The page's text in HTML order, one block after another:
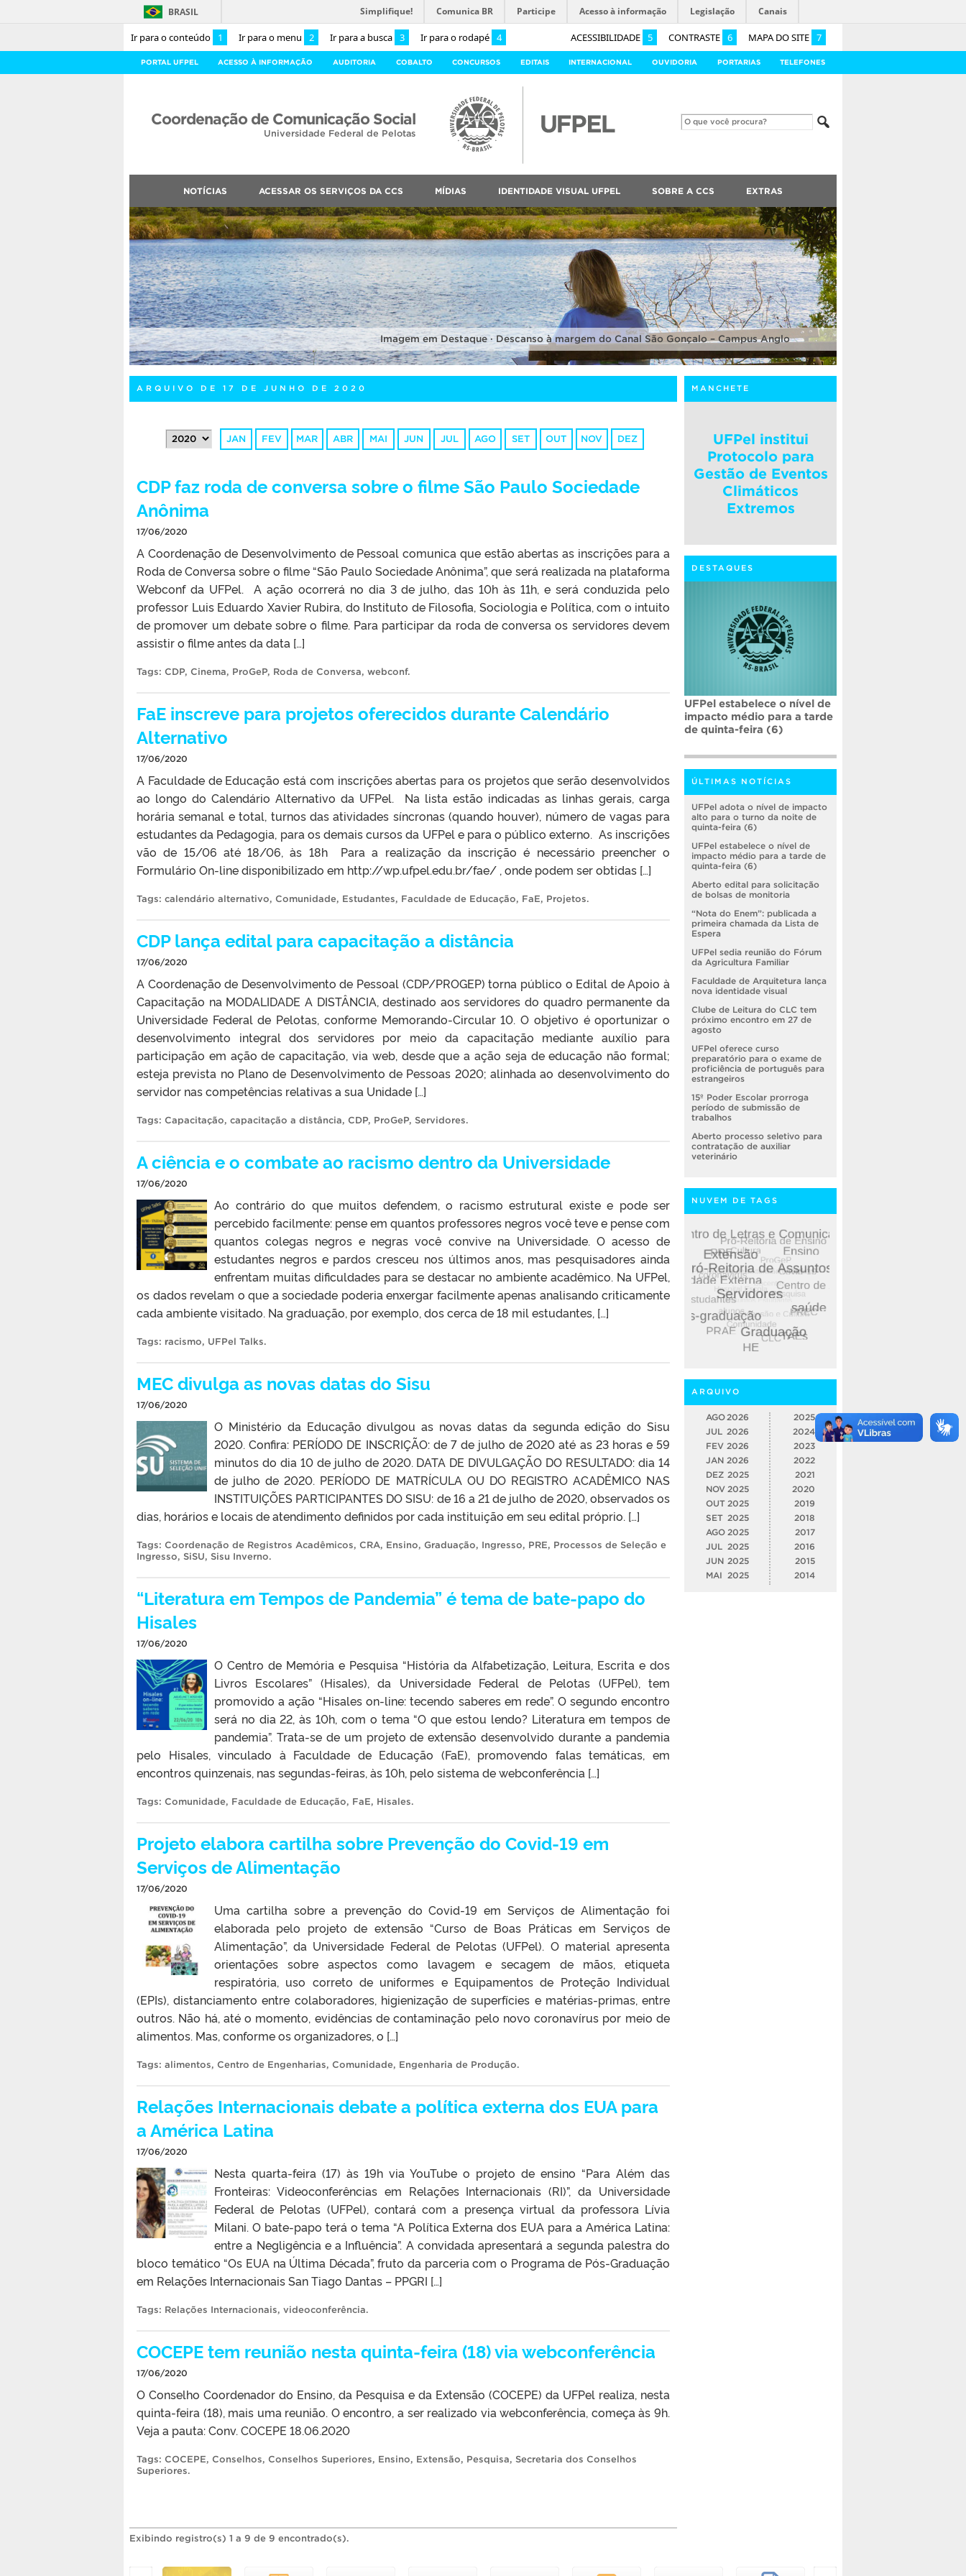
Ir para o conteúdo 1 Ir para o menu 2 Ir para a busca 3 Ir para o rodapé 4 ACESSIBILIDADE 5 CONTRASTE 6 MAPA DO SITE 7
BRASIL Simplifique! Comunica BR Participe Acesso à informação Legislação Canais
PORTAL UFPEL ACESSO À INFORMAÇÃO AUDITORIA COBALTO CONCURSOS EDITAIS INTERNACIONAL OUVIDORIA PORTARIAS TELEFONES
Coordenação de Comunicação Social
Universidade Federal de Pelotas
NOTÍCIAS ACESSAR OS SERVIÇOS DA CCS MÍDIAS IDENTIDADE VISUAL UFPEL SOBRE A CCS EXTRAS
Imagem em Destaque · Descanso à margem do Canal São Gonçalo – Campus Anglo
ARQUIVO DE 17 DE JUNHO DE 2020
JAN FEV MAR ABR MAI JUN JUL AGO SET OUT NOV DEZ
CDP faz roda de conversa sobre o filme São Paulo Sociedade
Anônima
17/06/2020
A Coordenação de Desenvolvimento de Pessoal comunica que estão abertas as inscrições para a
Roda de Conversa sobre o filme “São Paulo Sociedade Anônima”, que será realizada na plataforma
Webconf da UFPel. A ação ocorrerá no dia 3 de julho, das 10h às 11h, e será conduzida pelo
professor Luis Eduardo Xavier Rubira, do Instituto de Filosofia, Sociologia e Política, com o intuito
de promover um debate sobre o filme. Para participar da roda de conversa os servidores devem
assistir o filme antes da data […]
Tags: CDP, Cinema, ProGeP, Roda de Conversa, webconf.
FaE inscreve para projetos oferecidos durante Calendário
Alternativo
17/06/2020
A Faculdade de Educação está com inscrições abertas para os projetos que serão desenvolvidos
ao longo do Calendário Alternativo da UFPel. Na lista estão indicadas as linhas gerais, carga
horária semanal e total, turnos das atividades síncronas (quando houver), número de vagas para
estudantes da Pedagogia, para os demais cursos da UFPel e para o público externo. As inscrições
vão de 15/06 até 18/06, às 18h Para a realização da inscrição é necessário preencher o
Formulário On-line disponibilizado em http://wp.ufpel.edu.br/fae/ , onde podem ser obtidas […]
Tags: calendário alternativo, Comunidade, Estudantes, Faculdade de Educação, FaE, Projetos.
CDP lança edital para capacitação a distância
17/06/2020
A Coordenação de Desenvolvimento de Pessoal (CDP/PROGEP) torna público o Edital de Apoio à
Capacitação na MODALIDADE A DISTÂNCIA, destinado aos servidores do quadro permanente da
Universidade Federal de Pelotas, conforme Memorando-Circular 10. O objetivo é oportunizar o
desenvolvimento integral dos servidores por meio da capacitação mediante auxílio para
participação em ação de capacitação, via web, desde que a ação seja de educação não formal;
esteja prevista no Plano de Desenvolvimento de Pessoas 2020; alinhada ao desenvolvimento do
servidor nas competências relativas a sua Unidade […]
Tags: Capacitação, capacitação a distância, CDP, ProGeP, Servidores.
A ciência e o combate ao racismo dentro da Universidade
17/06/2020
Ao contrário do que muitos defendem, o racismo estrutural existe e pode ser
percebido facilmente: pense em quantos professores negros você teve e pense com
quantos colegas negros e negras você convive na Universidade. O acesso de
estudantes negros e pardos cresceu nos últimos anos, mas pesquisadores ainda
enfrentam muitas dificuldades para se destacar no ambiente acadêmico. Na UFPel,
os dados revelam o que a sociedade poderia enxergar facilmente apenas analisando criticamente
cada ambiente visitado. Na graduação, por exemplo, dos cerca de 18 mil estudantes, […]
Tags: racismo, UFPel Talks.
MEC divulga as novas datas do Sisu
17/06/2020
O Ministério da Educação divulgou as novas datas da segunda edição do Sisu
2020. Confira: PERÍODO DE INSCRIÇÃO: de 7 de julho de 2020 até as 23 horas e 59
minutos do dia 10 de julho de 2020. DATA DE DIVULGAÇÃO DO RESULTADO: dia 14
de julho de 2020. PERÍODO DE MATRÍCULA OU DO REGISTRO ACADÊMICO NAS
INSTITUIÇÕES PARTICIPANTES DO SISU: de 16 a 21 de julho de 2020, observados os
dias, horários e locais de atendimento definidos por cada instituição em seu edital próprio. […]
Tags: Coordenação de Registros Acadêmicos, CRA, Ensino, Graduação, Ingresso, PRE, Processos de Seleção e
Ingresso, SiSU, Sisu Inverno.
“Literatura em Tempos de Pandemia” é tema de bate-papo do
Hisales
17/06/2020
O Centro de Memória e Pesquisa “História da Alfabetização, Leitura, Escrita e dos
Livros Escolares” (Hisales), da Universidade Federal de Pelotas (UFPel), tem
promovido a ação “Hisales on-line: tecendo saberes em rede”. O segundo encontro
será no dia 22, às 10h, com o tema “O que estou lendo? Literatura em tempos de
pandemia”. Trata-se de um projeto de extensão desenvolvido durante a pandemia
pelo Hisales, vinculado à Faculdade de Educação (FaE), promovendo falas temáticas, em
encontros quinzenais, nas segundas-feiras, às 10h, pelo sistema de webconferência […]
Tags: Comunidade, Faculdade de Educação, FaE, Hisales.
Projeto elabora cartilha sobre Prevenção do Covid-19 em
Serviços de Alimentação
17/06/2020
Uma cartilha sobre a prevenção do Covid-19 em Serviços de Alimentação foi
elaborada pelo projeto de extensão “Curso de Boas Práticas em Serviços de
Alimentação”, da Universidade Federal de Pelotas (UFPel). O material apresenta
orientações sobre aspectos como lavagem e secagem de mãos, etiqueta
respiratória, uso correto de uniformes e Equipamentos de Proteção Individual
(EPIs), distanciamento entre colaboradores, higienização de superfícies e matérias-primas, entre
outros. Não há, até o momento, evidências de contaminação pelo novo coronavírus por meio de
alimentos. Mas, conforme os organizadores, o […]
Tags: alimentos, Centro de Engenharias, Comunidade, Engenharia de Produção.
Relações Internacionais debate a política externa dos EUA para
a América Latina
17/06/2020
Nesta quarta-feira (17) às 19h via YouTube o projeto de ensino “Para Além das
Fronteiras: Videoconferências em Relações Internacionais (RI)”, da Universidade
Federal de Pelotas (UFPel), contará com a presença virtual da professora Lívia
Milani. O bate-papo terá o tema “A Política Externa dos EUA para a América Latina:
entre a Negligência e a Influência”. A convidada apresentará a segunda palestra do
bloco temático “Os EUA na Última Década”, fruto da parceria com o Programa de Pós-Graduação
em Relações Internacionais San Tiago Dantas – PPGRI […]
Tags: Relações Internacionais, videoconferência.
COCEPE tem reunião nesta quinta-feira (18) via webconferência
17/06/2020
O Conselho Coordenador do Ensino, da Pesquisa e da Extensão (COCEPE) da UFPel realiza, nesta
quinta-feira (18), mais uma reunião. O encontro, a ser realizado via webconferência, começa às 9h.
Veja a pauta: Conv. COCEPE 18.06.2020
Tags: COCEPE, Conselhos, Conselhos Superiores, Ensino, Extensão, Pesquisa, Secretaria dos Conselhos
Superiores.
Exibindo registro(s) 1 a 9 de 9 encontrado(s).
MANCHETE
UFPel institui
Protocolo para
Gestão de Eventos
Climáticos
Extremos
DESTAQUES
UFPel estabelece o nível de
impacto médio para a tarde
de quinta-feira (6)
ÚLTIMAS NOTÍCIAS
UFPel adota o nível de impacto
alto para o turno da noite de
quinta-feira (6)
UFPel estabelece o nível de
impacto médio para a tarde de
quinta-feira (6)
Aberto edital para solicitação
de bolsas de monitoria
“Nota do Enem”: publicada a
primeira chamada da Lista de
Espera
UFPel sedia reunião do Fórum
da Agricultura Familiar
Faculdade de Arquitetura lança
nova identidade visual
Clube de Leitura do CLC tem
próximo encontro em 27 de
agosto
UFPel oferece curso
preparatório para o exame de
proficiência de português para
estrangeiros
15º Poder Escolar prorroga
período de submissão de
trabalhos
Aberto processo seletivo para
contratação de auxiliar
veterinário
NUVEM DE TAGS
ARQUIVO
AGO 2026
JUL 2026
FEV 2026
JAN 2026
DEZ 2025
NOV 2025
OUT 2025
SET 2025
AGO 2025
JUL
2025
JUN 2025
MAI
2025
2025
2024
2023
2022
2021
2020
2019
2018
2017
2016
2015
2014